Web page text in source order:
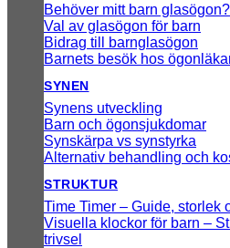
Behöver mitt barn glasögon?
Val av glasögon för barn
Bidrag till barnglasögon
Barnets besök hos
SYNEN
Synens utveckling
Barn och ögonsjukdomar
Synskärpa vs synstyrka
Alternativ behandling och
STRUKTUR
Time Timer – Guide, storlek
Visuella klockor för barn –
trivsel